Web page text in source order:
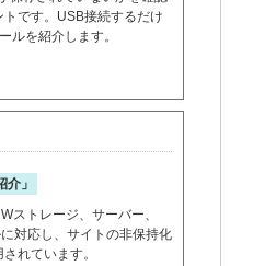
です。USB接続するだけ
ルを紹介します。
」
ストレージ、サーバー、
対応し、サイトの非保持化
れています。